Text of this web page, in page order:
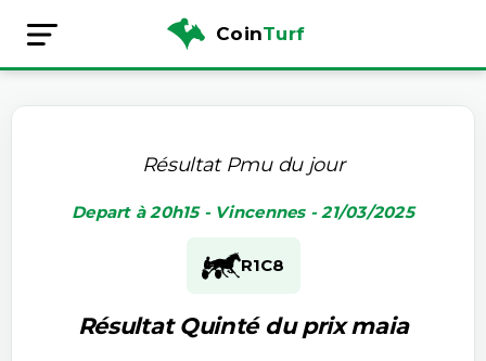
CoinTurf
Résultat Pmu du jour
Depart à 20h15 - Vincennes - 21/03/2025
R1C8
Résultat Quinté du prix maia